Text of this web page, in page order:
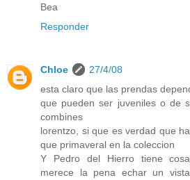
Bea
Responder
Chloe
27/4/08
esta claro que las prendas
que pueden ser juveniles o de
combines
lorentzo, si que es verdad que
que primaveral en la coleccion
Y Pedro del Hierro tiene
merece la pena echar un